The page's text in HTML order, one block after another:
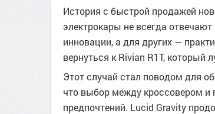
История с быстрой продажей
электрокары не всегда
инновации, а для других —
вернуться к Rivian R1T, который
Этот случай стал поводом для
что выбор между кроссовером и
предпочтений. Lucid Gravity